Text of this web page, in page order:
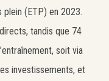
(ETP) en 2023.
tandis que 74
soit via
investissements, et